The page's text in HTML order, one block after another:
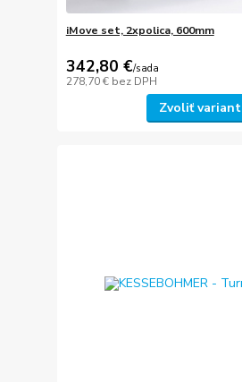
iMove set, 2xpolica, 600mm
342,80 €/sada
278,70 € bez DPH
Zvoliť variant